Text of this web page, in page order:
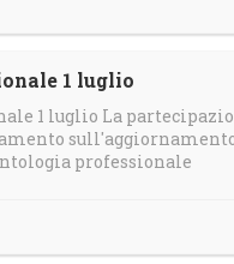
1 luglio
1 luglio La
professionale